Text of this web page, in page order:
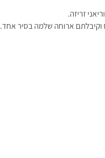
זריזה.
וקיבלתם ארוחה שלמה בסיר אחד.